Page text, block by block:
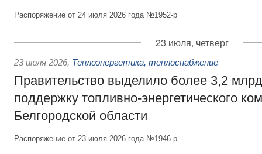
Распоряжение от 24 июля 2026 года №1952-р
23 июля, четверг
23 июля 2026, Теплоэнергетика, теплоснабжение
Правительство выделило более 3,2
поддержку топливно-энергетического
Белгородской области
Распоряжение от 23 июля 2026 года №1946-р